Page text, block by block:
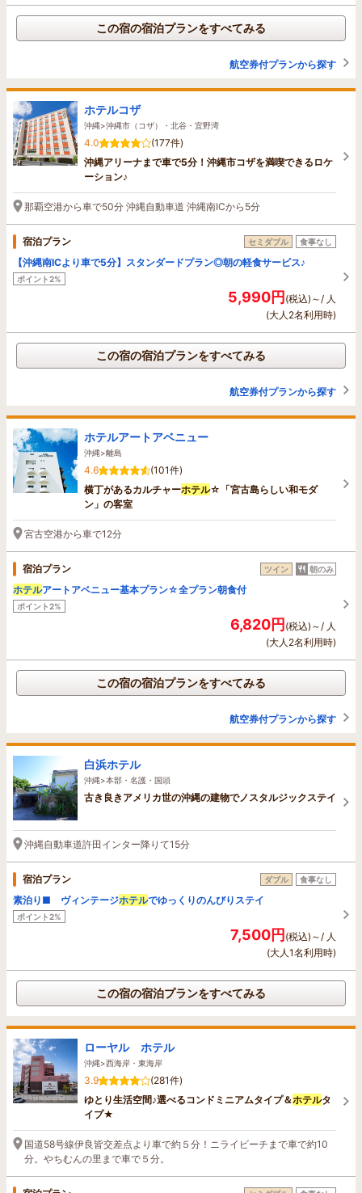
この宿の宿泊プランをすべてみる
航空券付プランから探す
ホテルコザ
沖縄>沖縄市（コザ）・北谷・宜野湾
4.0
(177件)
沖縄アリーナまで車で5分！沖縄市コザを満喫できるロケ
ーション♪
那覇空港から車で50分 沖縄自動車道 沖縄南ICから5分
宿泊プラン セミダブル 食事なし
【沖縄南ICより車で5分】スタンダードプラン◎朝の軽食サービス♪
ポイント2%
5,990円(税込)～/ 人
(大人2名利用時)
この宿の宿泊プランをすべてみる
航空券付プランから探す
ホテルアートアベニュー
沖縄>離島
4.6
(101件)
横丁があるカルチャーホテル☆「宮古島らしい和モダ
ン」の客室
宮古空港から車で12分
宿泊プラン ツイン 朝のみ
ホテルアートアベニュー基本プラン☆全プラン朝食付
ポイント2%
6,820円(税込)～/ 人
(大人2名利用時)
この宿の宿泊プランをすべてみる
航空券付プランから探す
白浜ホテル
沖縄>本部・名護・国頭
古き良きアメリカ世の沖縄の建物でノスタルジックステイ
沖縄自動車道許田インター降りて15分
宿泊プラン ダブル 食事なし
素泊り■ ヴィンテージホテルでゆっくりのんびりステイ
ポイント2%
7,500円(税込)～/ 人
(大人1名利用時)
この宿の宿泊プランをすべてみる
ローヤル ホテル
沖縄>西海岸・東海岸
3.9
(281件)
ゆとり生活空間♪選べるコンドミニアムタイプ＆ホテルタ
イプ★
国道58号線伊良皆交差点より車で約５分！ニライビーチまで車で約10
分。やちむんの里まで車で５分。